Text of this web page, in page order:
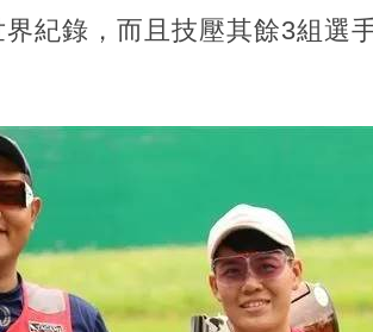
紀錄，而且技壓其餘3組選